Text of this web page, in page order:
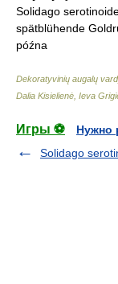
Solidago
spätblühende
późna
Dekoratyvinių augalų
Dalia Kisielienė, Ieva
Игры ⚽
Нужно
Solidago